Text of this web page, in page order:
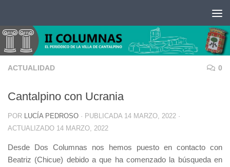
ACTUALIDAD 0
Cantalpino con Ucrania
POR LUCÍA PEDROSO · PUBLICADA 14 MARZO, 2022 ·
ACTUALIZADO 14 MARZO, 2022
Desde Dos Columnas nos hemos puesto en contacto con
Beatriz (Chicue) debido a que ha comenzado la búsqueda en